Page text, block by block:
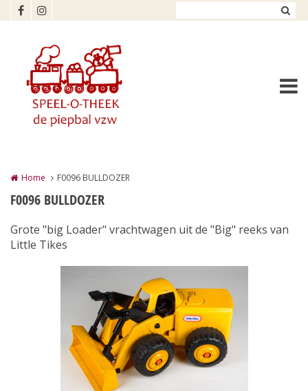
Overslaan en naar de inhoud gaan
Home F0096 BULLDOZER
F0096 BULLDOZER
Grote "big Loader" vrachtwagen uit de "Big" reeks van
Little Tikes